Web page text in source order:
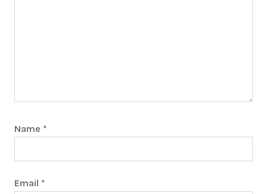
Name *
Email *